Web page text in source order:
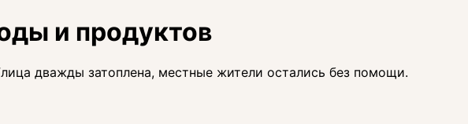
и продуктов
дважды затоплена, местные жители остались без помощи.